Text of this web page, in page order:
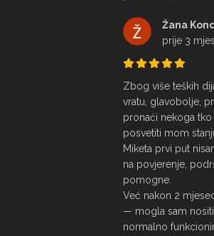
Žana
prije 3
Zbog više teških
vratu, glavobolje,
pronaći nekoga
posvetiti mom
Miketa prvi put
na povjerenje,
pomogne.
Već nakon 2
— mogla sam
normalno